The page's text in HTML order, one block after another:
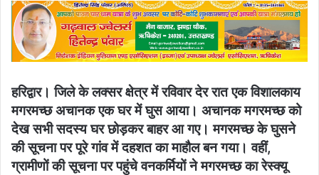
हरिद्वार। जिले के लक्सर क्षेत्र में रविवार देर रात एक विशालकाय
मगरमच्छ अचानक एक घर में घुस आया। अचानक मगरमच्छ को
देख सभी सदस्य घर छोड़कर बाहर आ गए। मगरमच्छ के घुसने
की सूचना पर पूरे गांव में दहशत का माहौल बन गया। वहीं,
ग्रामीणों की सूचना पर पहुंचे वनकर्मियों ने मगरमच्छ का रेस्क्यू